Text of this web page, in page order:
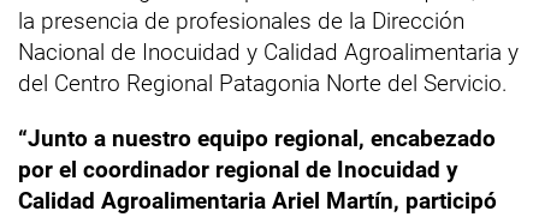
la presencia de profesionales de la Dirección
Nacional de Inocuidad y Calidad Agroalimentaria y
del Centro Regional Patagonia Norte del Servicio.
“Junto a nuestro equipo regional, encabezado
por el coordinador regional de Inocuidad y
Calidad Agroalimentaria Ariel Martín, participó